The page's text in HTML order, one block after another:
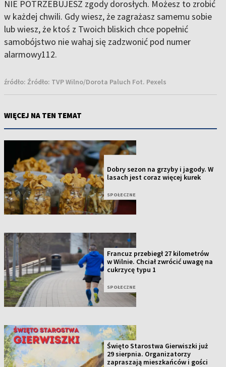
NIE POTRZEBUJESZ zgody dorosłych. Możesz to zrobić
w każdej chwili. Gdy wiesz, że zagrażasz samemu sobie
lub wiesz, że ktoś z Twoich bliskich chce popełnić
samobójstwo nie wahaj się zadzwonić pod numer
alarmowy112.
źródło: Źródło: TVP Wilno/Dorota Paluch Fot. Pexels
WIĘCEJ NA TEN TEMAT
Dobry sezon na grzyby i jagody. W
lasach jest coraz więcej kurek
SPOŁECZNE
Francuz przebiegł 27 kilometrów
w Wilnie. Chciał zwrócić uwagę na
cukrzycę typu 1
SPOŁECZNE
Święto Starostwa Gierwiszki już
29 sierpnia. Organizatorzy
zapraszają mieszkańców i gości